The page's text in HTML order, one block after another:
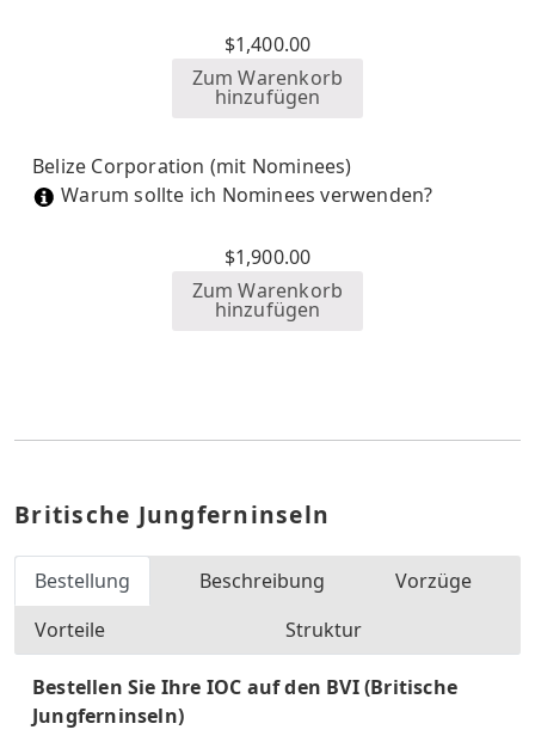
$1,400.00
Zum Warenkorb
hinzufügen
Belize Corporation (mit Nominees)
Warum sollte ich Nominees verwenden?
$1,900.00
Zum Warenkorb
hinzufügen
Britische Jungferninseln
Bestellung Beschreibung
Vorzüge
Vorteile
Struktur
Bestellen Sie Ihre IOC auf den BVI (Britische
Jungferninseln)